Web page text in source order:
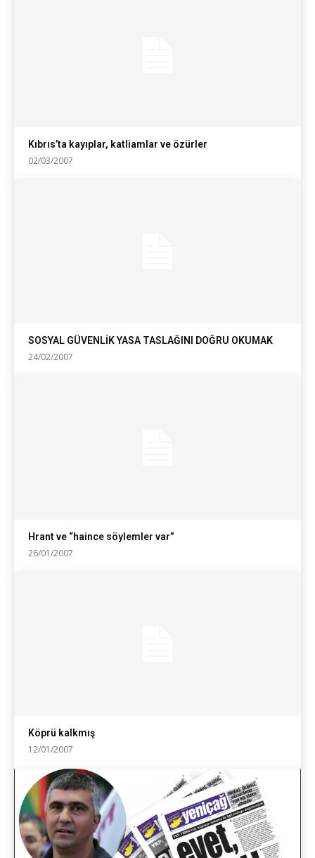
Kıbrıs’ta kayıplar, katliamlar ve özürler
02/03/2007
SOSYAL GÜVENLİK YASA TASLAĞINI DOĞRU OKUMAK
24/02/2007
Hrant ve “haince söylemler var”
26/01/2007
Köprü kalkmış
12/01/2007